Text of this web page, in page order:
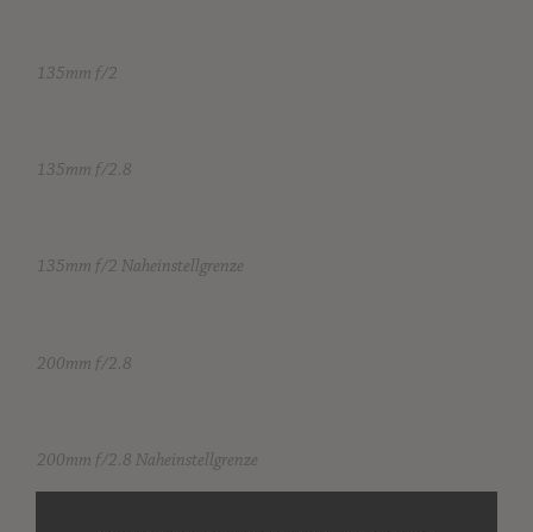
135mm f/2
135mm f/2.8
135mm f/2 Naheinstellgrenze
200mm f/2.8
200mm f/2.8 Naheinstellgrenze